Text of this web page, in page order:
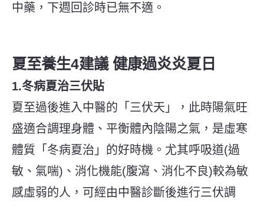
中藥，下週回診時已無不適。
夏至養生4建議 健康過炎炎夏日
1.冬病夏治三伏貼
夏至過後進入中醫的「三伏天」，此時陽氣旺
盛適合調理身體、平衡體內陰陽之氣，是虛寒
體質「冬病夏治」的好時機。尤其呼吸道(過
敏、氣喘)、消化機能(腹瀉、消化不良)較為敏
感虛弱的人，可經由中醫診斷後進行三伏調